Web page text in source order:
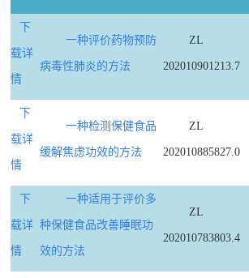
下
载详
情
一种评价药物预防
病毒性肺炎的方法
ZL
202010901213.7
下
载详
情
一种检测保健食品
缓解焦虑功效的方法
ZL
202010885827.0
下
载详
情
一种适用于评价多
种保健食品改善睡眠功
效的方法
ZL
202010783803.4